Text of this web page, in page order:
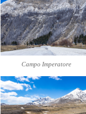
Campo Imperatore